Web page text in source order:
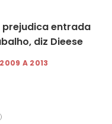
prejudica entrada
diz Dieese
A 2013